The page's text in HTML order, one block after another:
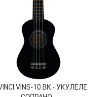
VINS-10 BK - УКУЛЕЛЕ